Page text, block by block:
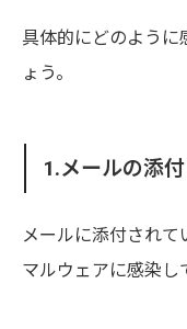
具体的にどのように
ょう。
1.メールの添
メールに添付されて
マルウェアに感染し